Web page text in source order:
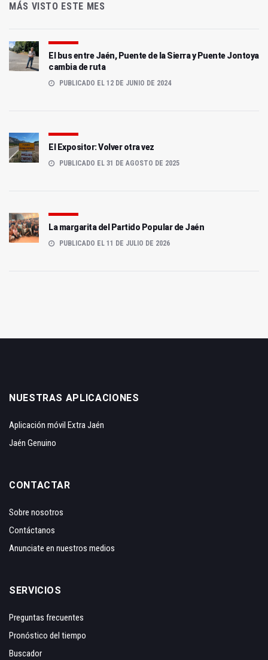
MÁS VISTO ESTE MES
El bus entre Jaén, Puente de la Sierra y Puente Jontoya
cambia de ruta
PUBLICADO EL 12 DE JUNIO DE 2024
El Expositor: Volver otra vez
PUBLICADO EL 31 DE AGOSTO DE 2025
La margarita del Partido Popular de Jaén
PUBLICADO EL 11 DE JULIO DE 2026
NUESTRAS APLICACIONES
Aplicación móvil Extra Jaén
Jaén Genuino
CONTACTAR
Sobre nosotros
Contáctanos
Anunciate en nuestros medios
SERVICIOS
Preguntas frecuentes
Pronóstico del tiempo
Buscador